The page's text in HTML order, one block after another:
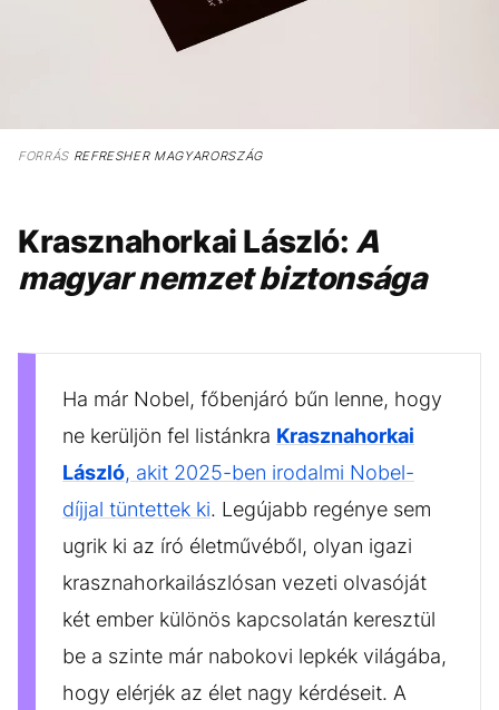
FORRÁSREFRESHER MAGYARORSZÁG
Krasznahorkai László:A
magyar nemzet biztonsága
Ha már Nobel, főbenjáró bűn lenne, hogy
ne kerüljön fel listánkra Krasznahorkai
László, akit 2025-ben irodalmi Nobel-
díjjal tüntettek ki. Legújabb regénye sem
ugrik ki az író életművéből, olyan igazi
krasznahorkailászlósan vezeti olvasóját
két ember különös kapcsolatán keresztül
be a szinte már nabokovi lepkék világába,
hogy elérjék az élet nagy kérdéseit. A